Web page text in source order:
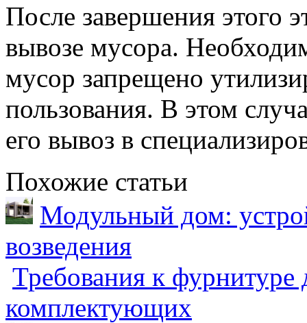
После завершения этого
вывозе мусора.
мусор запрещено
пользования. В этом
его вывоз в
Похожие статьи
Модульный дом:
возведения
Требования к фурнитуре
комплектующих